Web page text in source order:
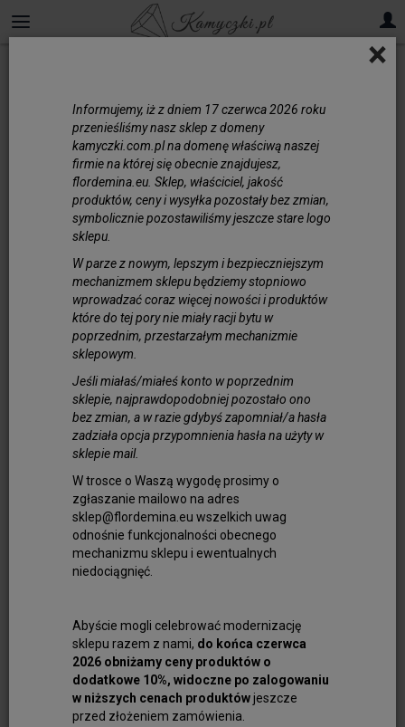
×
Informujemy, iż z dniem 17 czerwca 2026 roku
przenieśliśmy nasz sklep z domeny
kamyczki.com.pl na domenę właściwą naszej
firmie na której się obecnie znajdujesz,
flordemina.eu. Sklep, właściciel, jakość
produktów, ceny i wysyłka pozostały bez zmian,
symbolicznie pozostawiliśmy jeszcze stare logo
sklepu.
W parze z nowym, lepszym i bezpieczniejszym
mechanizmem sklepu będziemy stopniowo
wprowadzać coraz więcej nowości i produktów
które do tej pory nie miały racji bytu w
poprzednim, przestarzałym mechanizmie
sklepowym.
Jeśli miałaś/miałeś konto w poprzednim
sklepie, najprawdopodobniej pozostało ono
bez zmian, a w razie gdybyś zapomniał/a hasła
zadziała opcja przypomnienia hasła na użyty w
sklepie mail.
W trosce o Waszą wygodę prosimy o
zgłaszanie mailowo na adres
sklep@flordemina.eu wszelkich uwag
odnośnie funkcjonalności obecnego
mechanizmu sklepu i ewentualnych
niedociągnięć.
Abyście mogli celebrować modernizację
sklepu razem z nami, do końca czerwca
2026 obniżamy ceny produktów o
dodatkowe 10%, widoczne po zalogowaniu
w niższych cenach produktówjeszcze
przed złożeniem zamówienia.
Moneta
Igły/Sieczka
Kostki
80,00 zł
Do koszyka